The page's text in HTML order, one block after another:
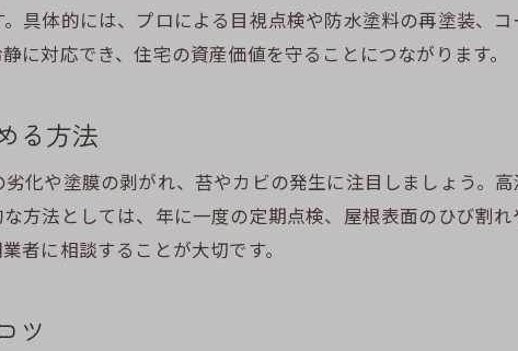
屋根材の選び方と修理対策のポイント
切な定期点検とメンテナンスの重要性
有の気候を理解しよう
が屋根修理に与える影響とは
べき静岡市の地域特性と注意点
漏り修理の原因と効果的な対策法
修理で住まいを長持ちさせる方法
具体的には、プロによる目視点検や防水塗料の再塗装、
対応でき、住宅の資産価値を守ることにつながります。
る方法
化や塗膜の剥がれ、苔やカビの発生に注目しましょう。
方法としては、年に一度の定期点検、屋根表面のひび割
者に相談することが大切です。
ツ